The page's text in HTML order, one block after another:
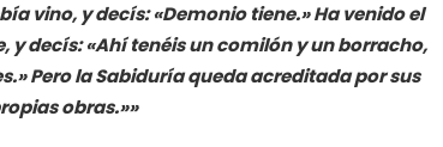
vino, y decís: «Demonio tiene.» Ha venido el
y decís: «Ahí tenéis un comilón y un borracho,
Pero la Sabiduría queda acreditada por sus
obras.»»